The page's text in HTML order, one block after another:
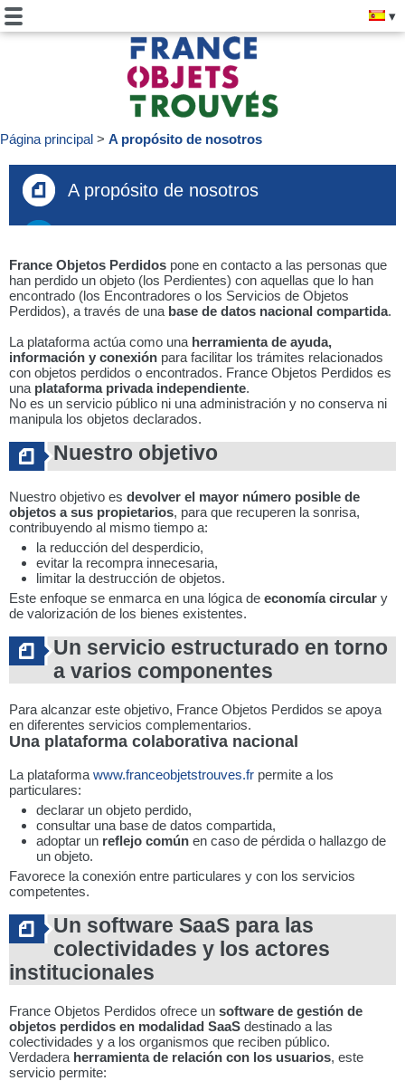
Página principal A propósito de nosotros
A propósito de nosotros
France Objetos Perdidos pone en contacto a las personas que
han perdido un objeto (los Perdientes) con aquellas que lo han
encontrado (los Encontradores o los Servicios de Objetos
Perdidos), a través de una base de datos nacional compartida.
La plataforma actúa como una herramienta de ayuda,
información y conexión para facilitar los trámites relacionados
con objetos perdidos o encontrados. France Objetos Perdidos es
una plataforma privada independiente.
No es un servicio público ni una administración y no conserva ni
manipula los objetos declarados.
Nuestro objetivo
Nuestro objetivo es devolver el mayor número posible de
objetos a sus propietarios, para que recuperen la sonrisa,
contribuyendo al mismo tiempo a:
la reducción del desperdicio,
evitar la recompra innecesaria,
limitar la destrucción de objetos.
Este enfoque se enmarca en una lógica de economía circular y
de valorización de los bienes existentes.
Un servicio estructurado en torno
a varios componentes
Para alcanzar este objetivo, France Objetos Perdidos se apoya
en diferentes servicios complementarios.
Una plataforma colaborativa nacional
La plataforma www.franceobjetstrouves.fr permite a los
particulares:
declarar un objeto perdido,
consultar una base de datos compartida,
adoptar un reflejo común en caso de pérdida o hallazgo de
un objeto.
Favorece la conexión entre particulares y con los servicios
competentes.
Un software SaaS para las
colectividades y los actores
institucionales
France Objetos Perdidos ofrece un software de gestión de
objetos perdidos en modalidad SaaS destinado a las
colectividades y a los organismos que reciben público.
Verdadera herramienta de relación con los usuarios, este
servicio permite: